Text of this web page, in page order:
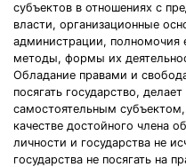
субъектов в отношениях с
власти, организационные
администрации, полномочия
методы, формы их
Обладание правами и
посягать государство,
самостоятельным
качестве достойного члена
личности и государства не
государства не посягать на